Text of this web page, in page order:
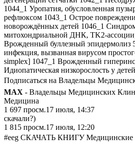
1044_1 Уропатия, обусловленная
рефлюксом 1043_1 Острое
новорождённых детей 1046_1
митохондриальной ДНК, TK2-
Врожденный буллезный эпидермолиз
инфекция, вызванная вирусом
simplex] 1047_1 Врожденный
Идиопатическая низкорослость у
Подписаться на Владельцы
MAX - Владельцы Медицинских
Медицина
1 697 просм.17 июля, 14:37
скачали?)
1 815 просм.17 июля, 12:20
#eeg СКАЧАТЬ КНИГУ Медицинские